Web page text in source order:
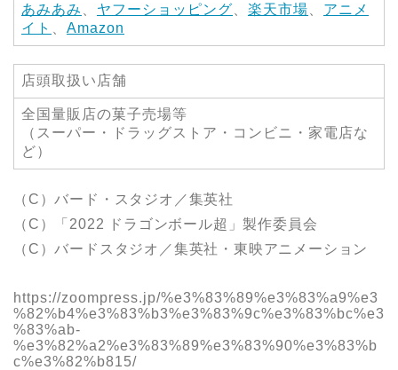
あみあみ ヤフーショッピング 楽天市場
アニメ
イト
Amazon
店頭取扱い店舗
全国量販店の菓子売場等
（スーパー・ドラッグストア・コンビニ・家電店な
ど）
（C）バード・スタジオ／集英社
（C）「2022 ドラゴンボール超」製作委員会
（C）バードスタジオ／集英社・東映アニメーション
https://zoompress.jp/%e3%83%89%e3%83%a9%e3
%82%b4%e3%83%b3%e3%83%9c%e3%83%bc%e3
%83%ab-
%e3%82%a2%e3%83%89%e3%83%90%e3%83%b
c%e3%82%b815/